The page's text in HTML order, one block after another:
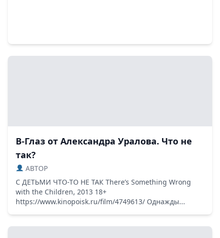
В-Глаз от Александра Уралова. Что не
так?
ABTOP
С ДЕТЬМИ ЧТО-ТО НЕ ТАК There’s Something Wrong
with the Children, 2013 18+
https://www.kinopoisk.ru/film/4749613/ Однажды...